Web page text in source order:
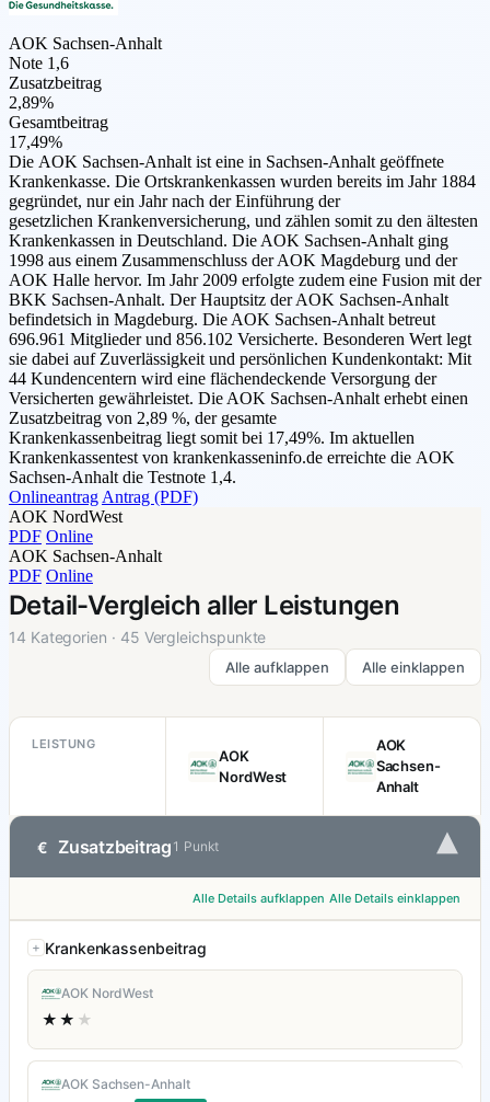
AOK Sachsen-Anhalt
Note 1,6
Zusatzbeitrag
2,89%
Gesamtbeitrag
17,49%
Die AOK Sachsen-Anhalt ist eine in Sachsen-Anhalt geöffnete
Krankenkasse. Die Ortskrankenkassen wurden bereits im Jahr 1884
gegründet, nur ein Jahr nach der Einführung der
gesetzlichen Krankenversicherung, und zählen somit zu den ältesten
Krankenkassen in Deutschland. Die AOK Sachsen-Anhalt ging
1998 aus einem Zusammenschluss der AOK Magdeburg und der
AOK Halle hervor. Im Jahr 2009 erfolgte zudem eine Fusion mit der
BKK Sachsen-Anhalt. Der Hauptsitz der AOK Sachsen-Anhalt
befindetsich in Magdeburg. Die AOK Sachsen-Anhalt betreut
696.961 Mitglieder und 856.102 Versicherte. Besonderen Wert legt
sie dabei auf Zuverlässigkeit und persönlichen Kundenkontakt: Mit
44 Kundencentern wird eine flächendeckende Versorgung der
Versicherten gewährleistet. Die AOK Sachsen-Anhalt erhebt einen
Zusatzbeitrag von 2,89 %, der gesamte
Krankenkassenbeitrag liegt somit bei 17,49%. Im aktuellen
Krankenkassentest von krankenkasseninfo.de erreichte die AOK
Sachsen-Anhalt die Testnote 1,4.
Onlineantrag Antrag (PDF)
AOK NordWest
PDF Online
AOK Sachsen-Anhalt
PDF Online
Detail-Vergleich aller Leistungen
14 Kategorien · 45 Vergleichspunkte
Alle aufklappen Alle einklappen
LEISTUNG
AOK
NordWest
AOK
Sachsen-
Anhalt
€ Zusatzbeitrag 1 Punkt ▾
Alle Details aufklappen Alle Details einklappen
Krankenkassenbeitrag
AOK NordWest
★★ ★
AOK Sachsen-Anhalt